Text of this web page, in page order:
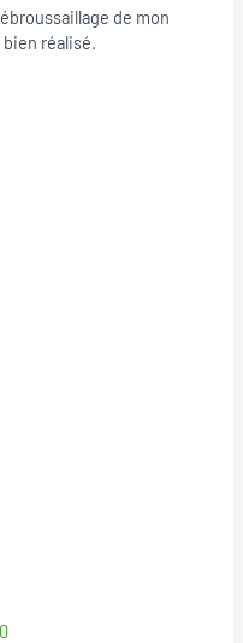
de mon
réalisé.